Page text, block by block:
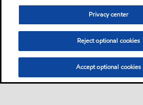
Privacy center
Reject optional cookies
Accept optional cookies